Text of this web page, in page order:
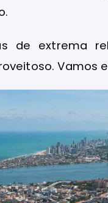
de extrema
Vamos